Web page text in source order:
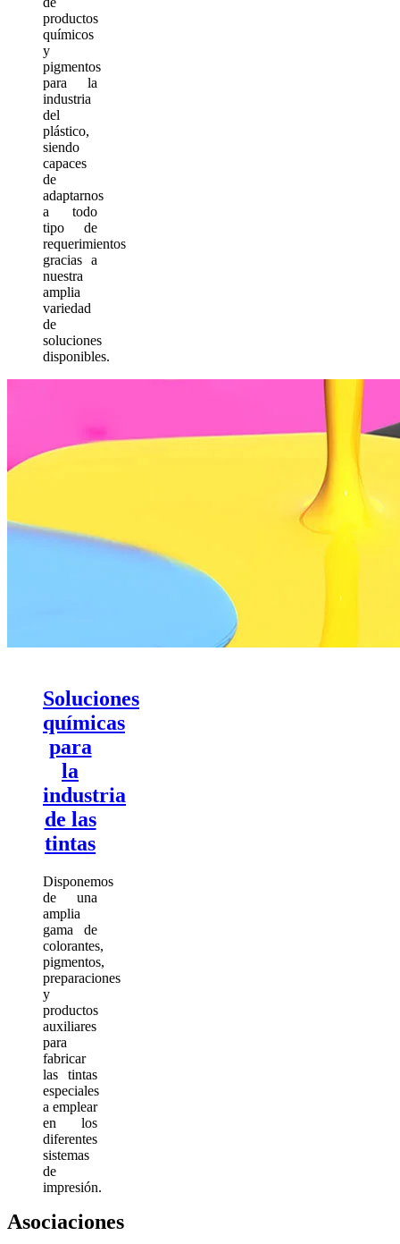
productos
químicos
y
pigmentos
para la
industria
del
plástico,
siendo
capaces
de
adaptarnos
a todo
tipo de
requerimientos
gracias a
nuestra
amplia
variedad
de
soluciones
disponibles.
Soluciones
químicas
para
la
industria
de las
tintas
Disponemos
de una
amplia
gama de
colorantes,
pigmentos,
preparaciones
y
productos
auxiliares
para
fabricar
las tintas
especiales
a emplear
en los
diferentes
sistemas
de
impresión.
Asociaciones